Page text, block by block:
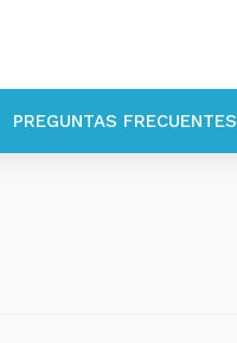
PREGUNTAS FRECUENTES